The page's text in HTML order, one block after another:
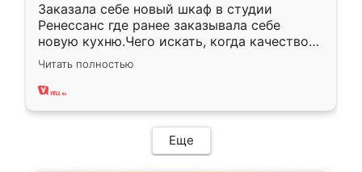
Заказала себе новый шкаф в студии
Ренессанс где ранее заказывала себе
новую кухню.Чего искать, когда качеством
вполне довольна. Служит кухня уже почти
два года, нареканий нет.
Читать полностью
Еще